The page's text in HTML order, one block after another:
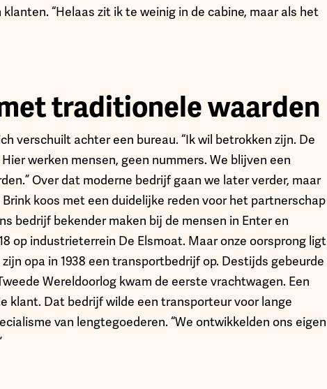
“Helaas zit ik te weinig in de cabine, maar als het
traditionele waarden
verschuilt achter een bureau. “Ik wil betrokken zijn. De
werken mensen, geen nummers. We blijven een
Over dat moderne bedrijf gaan we later verder, maar
koos met een duidelijke reden voor het partnerschap
bedrijf bekender maken bij de mensen in Enter en
op industrieterrein De Elsmoat. Maar onze oorsprong ligt
opa in 1938 een transportbedrijf op. Destijds gebeurde
Wereldoorlog kwam de eerste vrachtwagen. Een
klant. Dat bedrijf wilde een transporteur voor lange
van lengtegoederen. “We ontwikkelden ons eigen